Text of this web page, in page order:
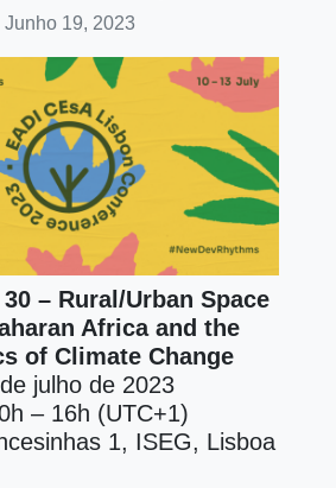
Junho 19, 2023
– Rural/Urban Space
Africa and the
of Climate Change
julho de 2023
– 16h (UTC+1)
1, ISEG, Lisboa